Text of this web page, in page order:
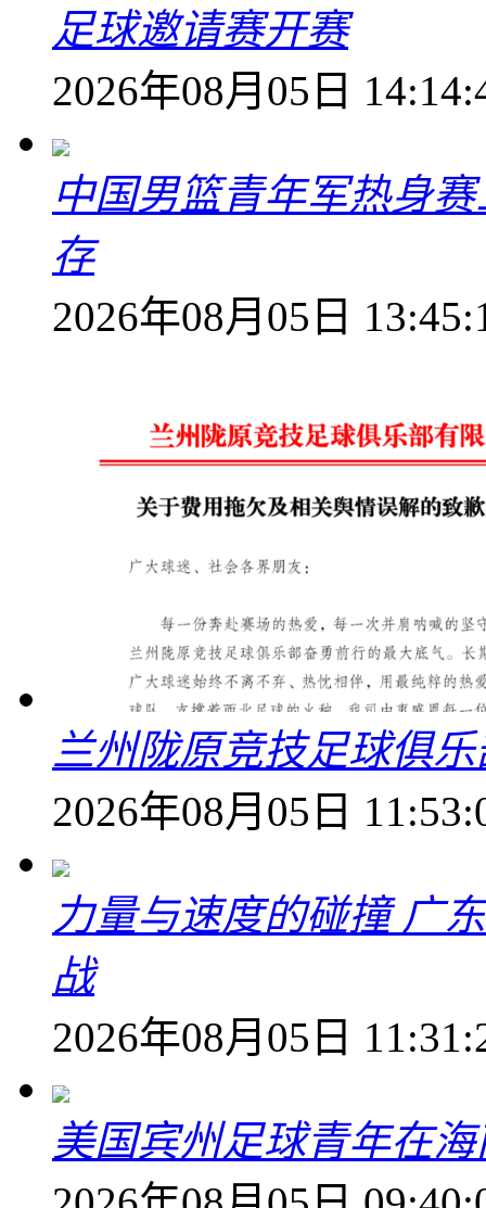
足球邀请赛开赛
2026年08月05日
中国男篮青年军热身
存
2026年08月05日
兰州陇原竞技足球俱
2026年08月05日
力量与速度的碰撞 广
战
2026年08月05日
美国宾州足球青年在